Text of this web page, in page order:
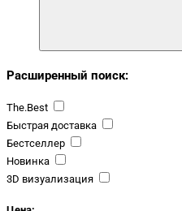
Расширенный поиск:
The.Best
Быстрая доставка
Бестселлер
Новинка
3D визуализация